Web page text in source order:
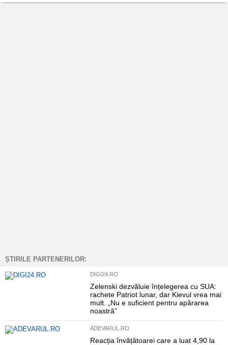
ȘTIRILE PARTENERILOR:
DIGI24.RO
Zelenski dezvăluie înțelegerea cu SUA:
rachete Patriot lunar, dar Kievul vrea mai
mult. „Nu e suficient pentru apărarea
noastră”
ADEVARUL.RO
Reacția învățătoarei care a luat 4,90 la